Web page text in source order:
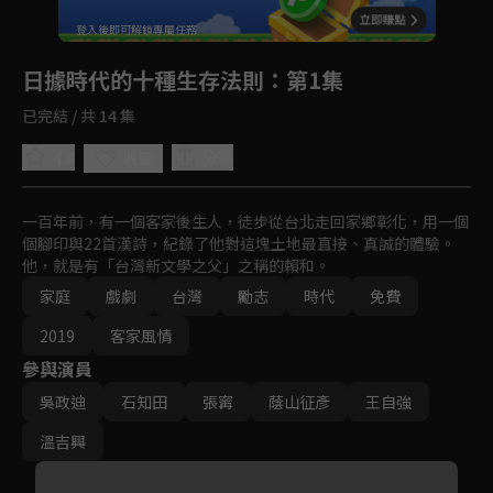
登入後即可解鎖專屬任務
日據時代的十種生存法則 ：第1集
已完結 / 共 14 集
一百年前，有一個客家後生人，徒步從台北走回家鄉彰化，用一個
個腳印與22首漢詩，紀錄了他對這塊土地最直接、真誠的體驗。
他，就是有「台灣新文學之父」之稱的賴和。
家庭
戲劇 台灣 勵志 時代
免費
2019
客家風情
參與演員
吳政迪 石知田 張寗 蔭山征彥
王自強
溫吉興